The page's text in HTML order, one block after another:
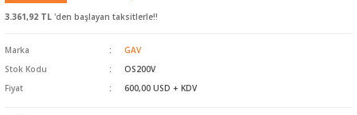
3.361,92 TL 'den başlayan taksitlerle!!
Marka
GAV
Stok Kodu
OS200V
Fiyat
600,00 USD + KDV